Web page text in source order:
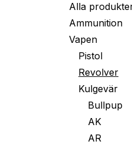
Alla
Ammunition
Vapen
Pistol
Revolver
Kulgevär
Bullpup
AK
AR